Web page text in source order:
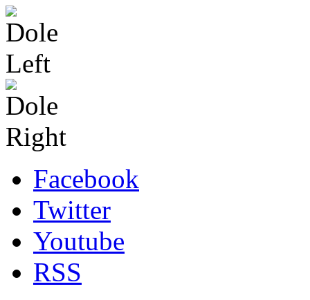
Facebook
Twitter
Youtube
RSS